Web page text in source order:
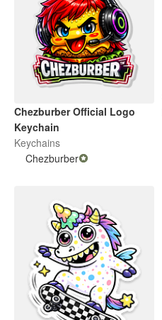
Chezburber Official Logo
Keychain
Keychains
Chezburber